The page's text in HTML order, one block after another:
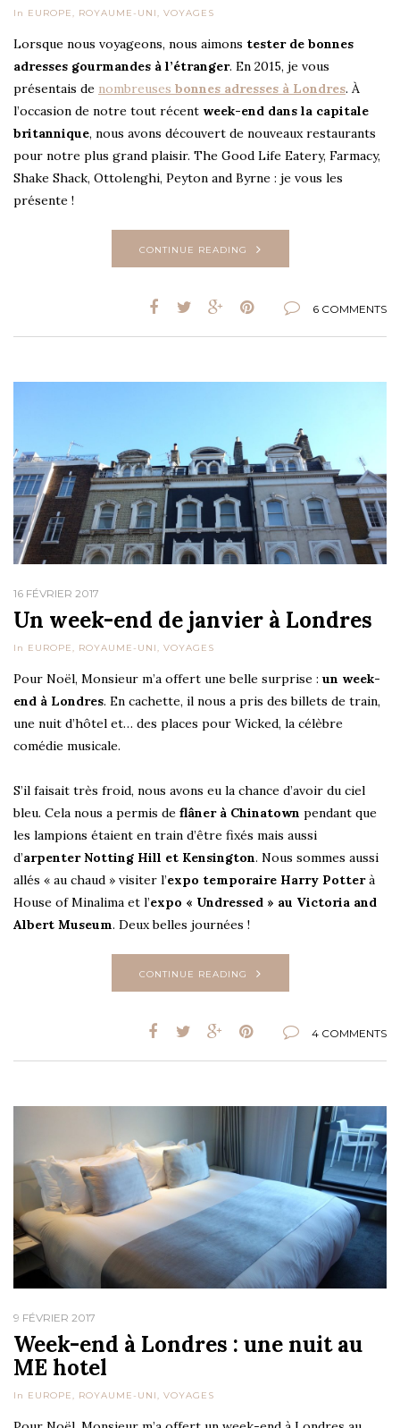
In EUROPE, ROYAUME-UNI, VOYAGES
Lorsque nous voyageons, nous aimons tester de bonnes
adresses gourmandes à l’étranger. En 2015, je vous
présentais de nombreuses bonnes adresses à Londres. À
l’occasion de notre tout récent week-end dans la capitale
britannique, nous avons découvert de nouveaux restaurants
pour notre plus grand plaisir. The Good Life Eatery, Farmacy,
Shake Shack, Ottolenghi, Peyton and Byrne : je vous les
présente !
CONTINUE READING
6 COMMENTS
16 FÉVRIER 2017
Un week-end de janvier à Londres
In EUROPE, ROYAUME-UNI, VOYAGES
Pour Noël, Monsieur m’a offert une belle surprise : un week-
end à Londres. En cachette, il nous a pris des billets de train,
une nuit d’hôtel et… des places pour Wicked, la célèbre
comédie musicale.
S’il faisait très froid, nous avons eu la chance d’avoir du ciel
bleu. Cela nous a permis de flâner à Chinatown pendant que
les lampions étaient en train d’être fixés mais aussi
d’arpenter Notting Hill et Kensington. Nous sommes aussi
allés « au chaud » visiter l’expo temporaire Harry Potterà
House of Minalima et l’expo « Undressed » au Victoria and
Albert Museum. Deux belles journées !
CONTINUE READING
4 COMMENTS
9 FÉVRIER 2017
Week-end à Londres : une nuit au
ME hotel
In EUROPE, ROYAUME-UNI, VOYAGES